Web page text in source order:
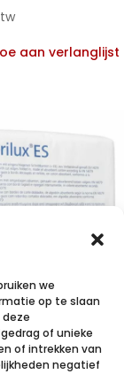
we
op te slaan
of unieke
of intrekken van
negatief
aan verlanglijst
ES
12l.nst.